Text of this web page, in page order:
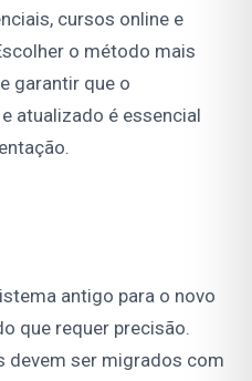
cursos online e
o método mais
garantir que o
atualizado é essencial
antigo para o novo
que requer precisão.
devem ser migrados com